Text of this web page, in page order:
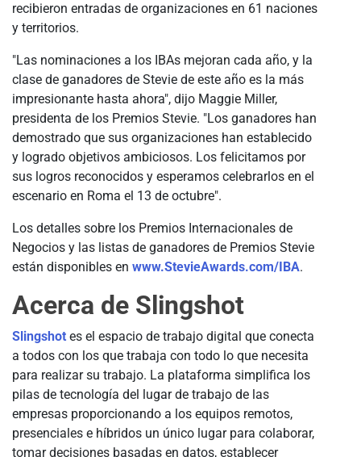
recibieron entradas de organizaciones en 61 naciones
y territorios.
"Las nominaciones a los IBAs mejoran cada año, y la
clase de ganadores de Stevie de este año es la más
impresionante hasta ahora", dijo Maggie Miller,
presidenta de los Premios Stevie. "Los ganadores han
demostrado que sus organizaciones han establecido
y logrado objetivos ambiciosos. Los felicitamos por
sus logros reconocidos y esperamos celebrarlos en el
escenario en Roma el 13 de octubre".
Los detalles sobre los Premios Internacionales de
Negocios y las listas de ganadores de Premios Stevie
están disponibles en www.StevieAwards.com/IBA.
Acerca de Slingshot
Slingshot es el espacio de trabajo digital que conecta
a todos con los que trabaja con todo lo que necesita
para realizar su trabajo. La plataforma simplifica los
pilas de tecnología del lugar de trabajo de las
empresas proporcionando a los equipos remotos,
presenciales e híbridos un único lugar para colaborar,
tomar decisiones basadas en datos, establecer